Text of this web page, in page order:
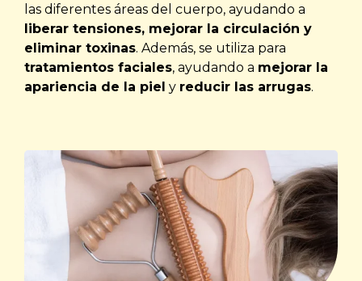
las diferentes áreas del cuerpo, ayudando a
liberar tensiones, mejorar la circulación y
eliminar toxinas. Además, se utiliza para
tratamientos faciales, ayudando a mejorar la
apariencia de la piel y reducir las arrugas.